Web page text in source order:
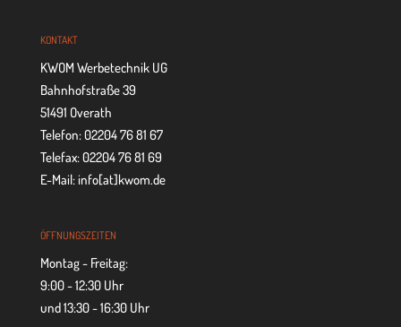
KON­TAKT
KWOM Werbetechnik UG
Bahnhofstraße 39
51491 Overath
Telefon: 02204 76 81 67
Telefax: 02204 76 81 69
E-Mail: info[at]kwom.de
ÖFF­NUNGS­ZEI­TEN
Montag - Freitag:
9:00 - 12:30 Uhr
und 13:30 - 16:30 Uhr